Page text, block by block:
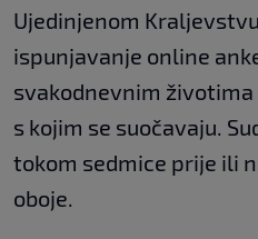
Ujedinjenom
ispunjavanje online
svakodnevnim
s kojim se suočavaju.
tokom sedmice prije ili
oboje.